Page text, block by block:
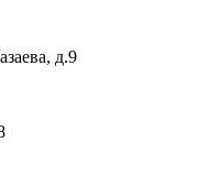
д.9